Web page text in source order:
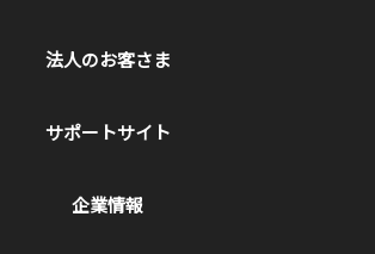
法人のお客さま
サポートサイト
企業情報